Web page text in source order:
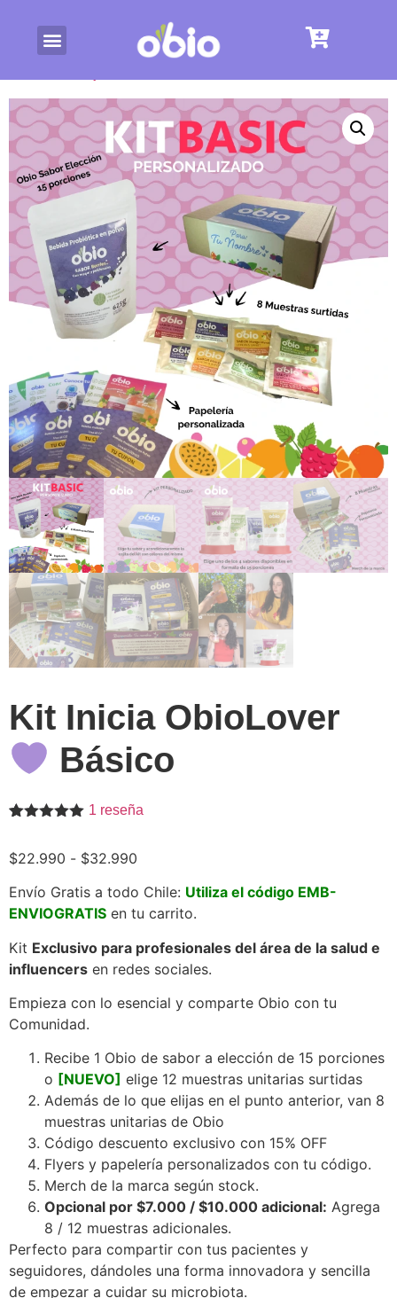
Kit Inicia ObioLover
Básico
5 en base
de un
cliente
1 reseña
$22.990 - $32.990
Envío Gratis a todo Chile: Utiliza el código EMB-
ENVIOGRATIS en tu carrito.
Kit Exclusivo para profesionales del área de la salud e
influencers en redes sociales.
Empieza con lo esencial y comparte Obio con tu
Comunidad.
Recibe 1 Obio de sabor a elección de 15 porciones
o [NUEVO] elige 12 muestras unitarias surtidas
Además de lo que elijas en el punto anterior, van 8
muestras unitarias de Obio
Código descuento exclusivo con 15% OFF
Flyers y papelería personalizados con tu código.
Merch de la marca según stock.
Opcional por $7.000 / $10.000 adicional: Agrega
8 / 12 muestras adicionales.
Perfecto para compartir con tus pacientes y
seguidores, dándoles una forma innovadora y sencilla
de empezar a cuidar su microbiota.